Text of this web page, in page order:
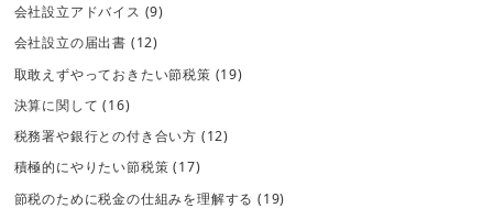
会社設立アドバイス (9)
会社設立の届出書 (12)
取敢えずやっておきたい節税策 (19)
決算に関して (16)
税務署や銀行との付き合い方 (12)
積極的にやりたい節税策 (17)
節税のために税金の仕組みを理解する (19)